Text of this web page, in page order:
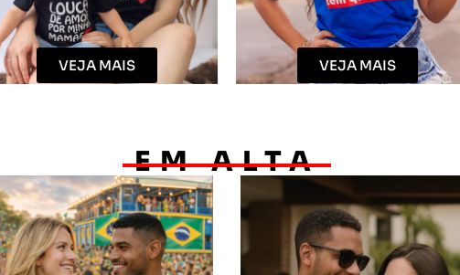
VEJA MAIS VEJA MAIS
EM ALTA